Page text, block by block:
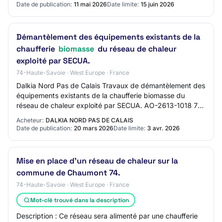
Date de publication: 11 mai 2026Date limite: 15 juin 2026
Démantèlement des équipements existants de la
chaufferie biomasse du réseau de chaleur
exploité par SECUA.
74-Haute-Savoie · West Europe · France
Dalkia Nord Pas de Calais Travaux de démantèlement des
équipements existants de la chaufferie biomasse du
réseau de chaleur exploité par SECUA. AO-2613-1018 74
Acheteur: DALKIA NORD PAS DE CALAIS
Date de publication: 20 mars 2026Date limite: 3 avr. 2026
Mise en place d'un réseau de chaleur sur la
commune de Chaumont 74.
74-Haute-Savoie · West Europe · France
Mot-clé trouvé dans la description
Description : Ce réseau sera alimenté par une chaufferie